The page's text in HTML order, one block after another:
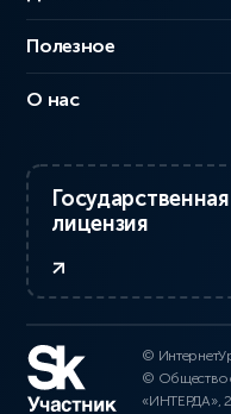
Полезное
О нас
Государственная
лицензия
©
© Общество с
«ИНТЕРДА»,